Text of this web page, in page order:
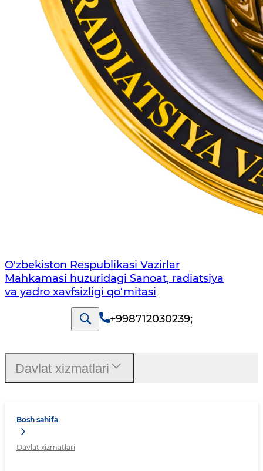
O'zbekiston Respublikasi Vazirlar
Mahkamasi huzuridagi Sanoat, radiatsiya
va yadro xavfsizligi qo‘mitasi
+998712030239;
Bosh sahifa
Davlat xizmatlari
Davlat xizmatlari